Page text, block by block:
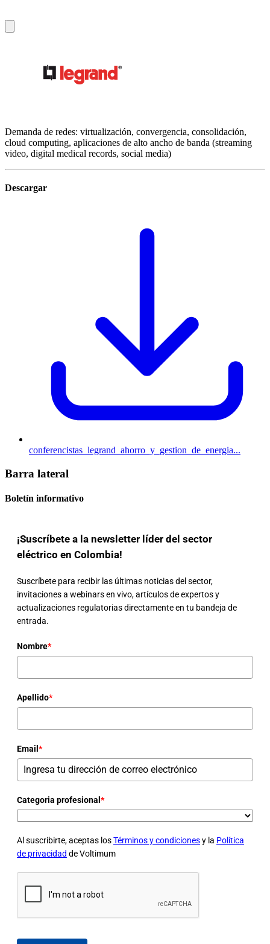
Demanda de redes: virtualización, convergencia, consolidación,
cloud computing, aplicaciones de alto ancho de banda (streaming
video, digital medical records, social media)
Descargar
conferencistas_legrand_ahorro_y_gestion_de_energia...
Barra lateral
Boletín informativo
¡Suscríbete a la newsletter líder del sector
eléctrico en Colombia!
Suscríbete para recibir las últimas noticias del sector,
invitaciones a webinars en vivo, artículos de expertos y
actualizaciones regulatorias directamente en tu bandeja de
entrada.
Nombre*
Apellido*
Email *
Categoria profesional *
Al suscribirte, aceptas losTérminos y condicionesy la Política
de privacidad de Voltimum